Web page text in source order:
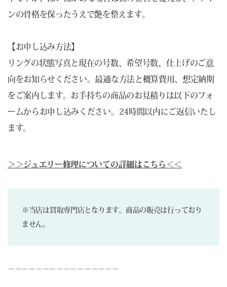
ンの骨格を保ったうえで艶を整えます。
【お申し込み方法】
リングの状態写真と現在の号数、希望号数、仕上げのご意
向をお知らせください。最適な方法と概算費用、想定納期
をご案内します。お手持ちの商品のお見積りは以下のフォ
ームからお申し込みください。24時間以内にご返信いたし
ます。
＞＞ジュエリー修理についての詳細はこちら＜＜
※当店は買取専門店となります。商品の販売は行っており
ません。
－－－－－－－－－－－－－－－－